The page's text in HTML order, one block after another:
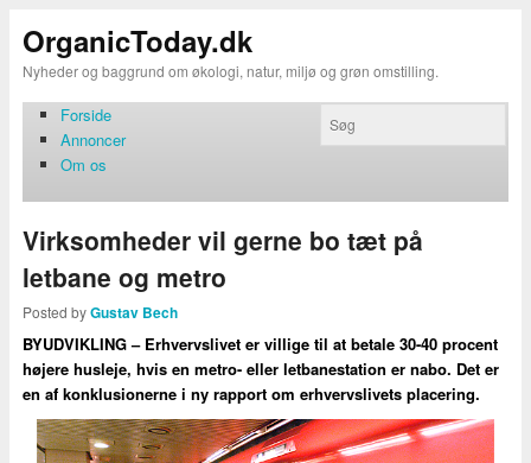
OrganicToday.dk
Nyheder og baggrund om økologi, natur, miljø og grøn omstilling.
Forside
Annoncer
Om os
Virksomheder vil gerne bo tæt på
letbane og metro
Posted byGustav Bech
BYUDVIKLING – Erhvervslivet er villige til at betale 30-40 procent
højere husleje, hvis en metro- eller letbanestation er nabo. Det er
en af konklusionerne i ny rapport om erhvervslivets placering.